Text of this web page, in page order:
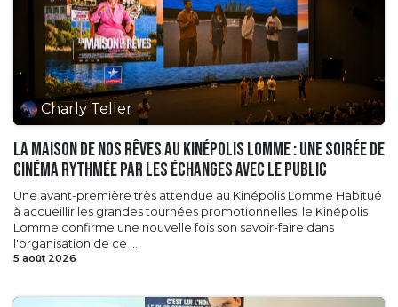
Charly Teller
La Maison de nos rêves au Kinépolis Lomme : une soirée de
cinéma rythmée par les échanges avec le public
Une avant-première très attendue au Kinépolis Lomme Habitué
à accueillir les grandes tournées promotionnelles, le Kinépolis
Lomme confirme une nouvelle fois son savoir-faire dans
l'organisation de ce ...
5 août 2026